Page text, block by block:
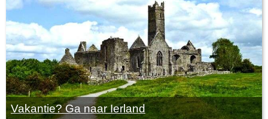
Vakantie? Ga naar Ierland